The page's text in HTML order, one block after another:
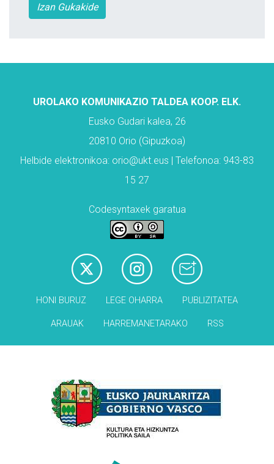
Izan Gukakide
UROLAKO KOMUNIKAZIO TALDEA KOOP. ELK.
Eusko Gudari kalea, 26
20810 Orio (Gipuzkoa)
Helbide elektronikoa: orio@ukt.eus | Telefonoa: 943-83
15 27
Codesyntaxek garatua
HONI BURUZ LEGE OHARRA PUBLIZITATEA
ARAUAK HARREMANETARAKO RSS